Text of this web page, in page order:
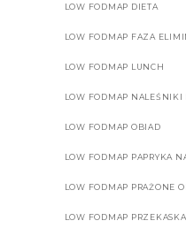
LOW FODMAP DIETA
LOW FODMAP FAZA
LOW FODMAP LUNCH
LOW FODMAP NALEŚNIKI
LOW FODMAP OBIAD
LOW FODMAP PAPRYKA
LOW FODMAP PRAŻONE
LOW FODMAP PRZEKASKA